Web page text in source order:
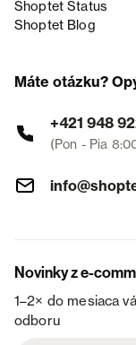
Shoptet Status
Shoptet Blog
Máte otázku?
+421 948
(Pon - Pia
Novinky z e-
1–2× do mesiaca
odboru